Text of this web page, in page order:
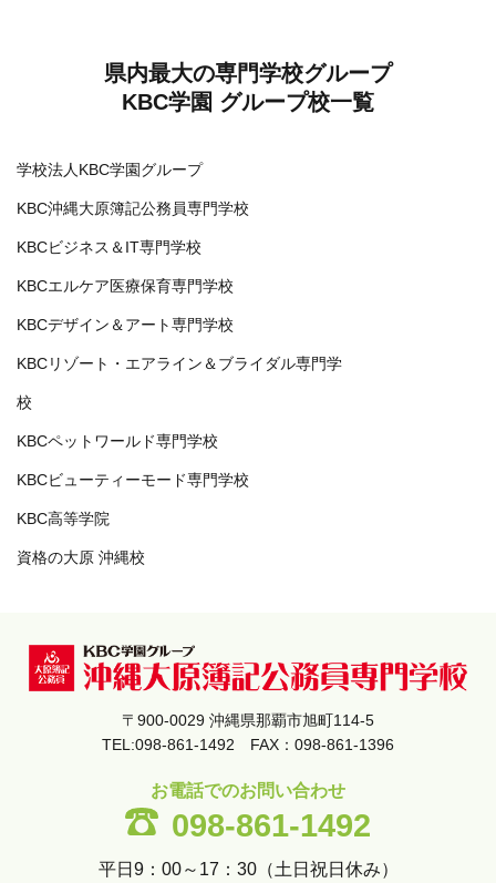
県内最大の専門学校グループ
KBC学園 グループ校一覧
学校法人KBC学園グループ
KBC沖縄大原簿記公務員専門学校
KBCビジネス＆IT専門学校
KBCエルケア医療保育専門学校
KBCデザイン＆アート専門学校
KBCリゾート・エアライン＆ブライダル専門学
校
KBCペットワールド専門学校
KBCビューティーモード専門学校
KBC高等学院
資格の大原 沖縄校
〒900-0029 沖縄県那覇市旭町114-5
TEL:098-861-1492 FAX：098-861-1396
お電話でのお問い合わせ
098-861-1492
平日9：00～17：30（土日祝日休み）